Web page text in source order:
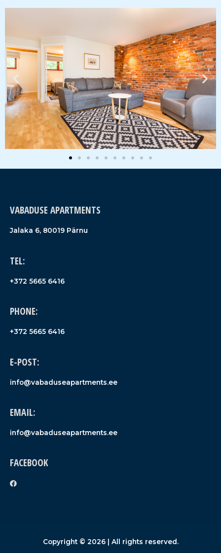
VABADUSE APARTMENTS
Jalaka 6, 80019 Pärnu
TEL:
+372 5665 6416
PHONE:
+372 5665 6416
E-POST:
info@vabaduseapartments.ee
EMAIL:
info@vabaduseapartments.ee
FACEBOOK
Copyright © 2026 | All rights reserved.